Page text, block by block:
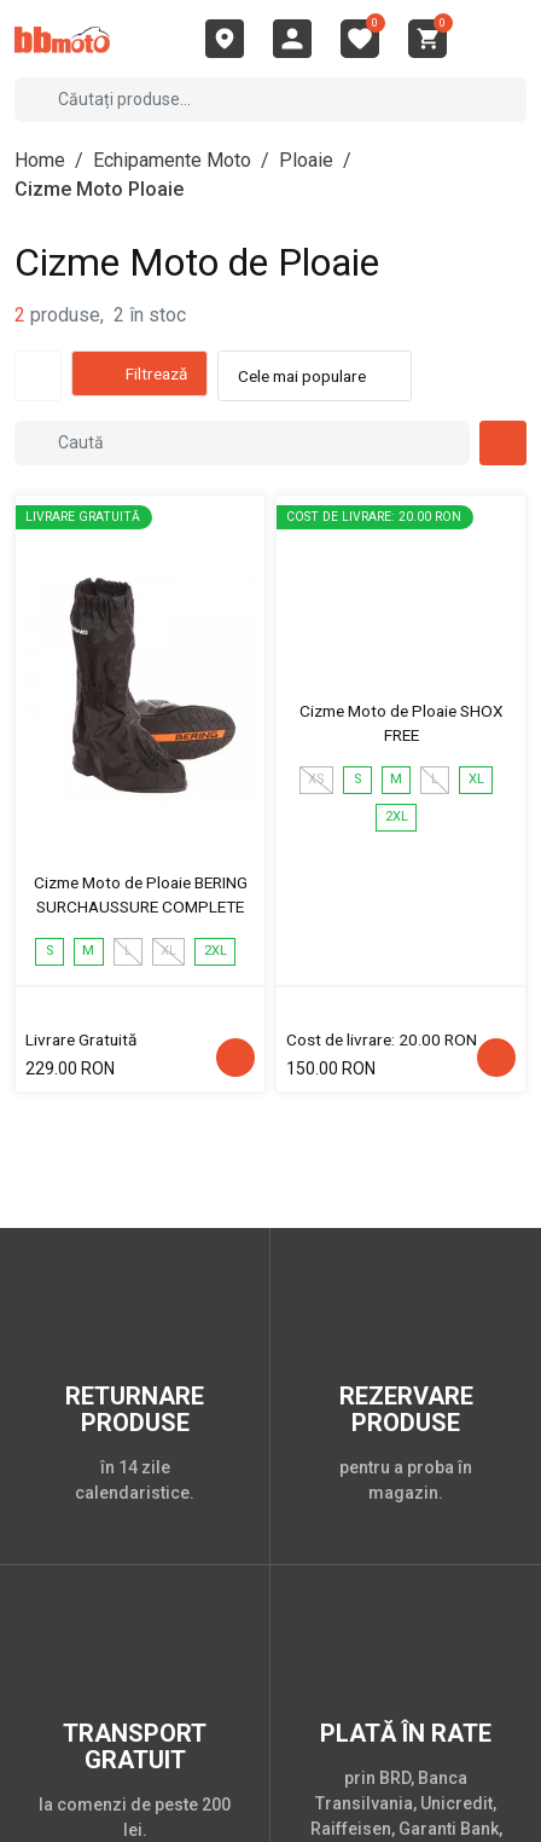
0 0
Home / Echipamente Moto / Ploaie /
Cizme Moto Ploaie
Cizme Moto de Ploaie
2 produse, 2 în stoc
Filtrează Cele mai populare
LIVRARE GRATUITĂ
Cizme Moto de Ploaie BERING
SURCHAUSSURE COMPLETE
S M L XL 2XL
Livrare Gratuită
229.00 RON
COST DE LIVRARE: 20.00 RON
Cizme Moto de Ploaie SHOX
FREE
XS S M L XL
2XL
Cost de livrare: 20.00 RON
150.00 RON
RETURNARE
PRODUSE
în 14 zile
calendaristice.
REZERVARE
PRODUSE
pentru a proba în
magazin.
TRANSPORT
GRATUIT
la comenzi de peste 200
lei.
PLATĂ ÎN RATE
prin BRD, Banca
Transilvania, Unicredit,
Raiffeisen, Garanti Bank,